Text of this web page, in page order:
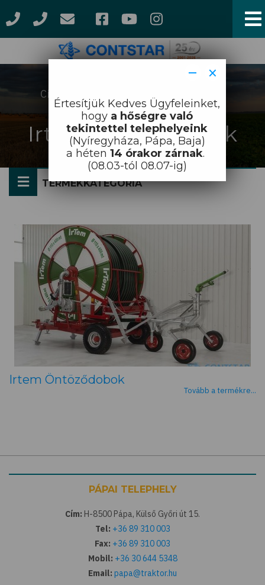
Morzsa
Címlap
öntöződobok
Irtem öntöződobok
TERMÉKKATEGÓRIA
Irtem Öntöződobok
Tovább a termékre...
×
−
Értesítjük Kedves Ügyfeleinket,
hogy a hőségre való
tekintettel telephelyeink
(Nyíregyháza, Pápa, Baja)
a héten 14 órakor zárnak.
(08.03-tól 08.07-ig)
PÁPAI TELEPHELY
Cím: H-8500 Pápa, Külső Győri út 15.
Tel: +36 89 310 003
Fax: +36 89 310 003
Mobil: +36 30 644 5348
Email: papa@traktor.hu